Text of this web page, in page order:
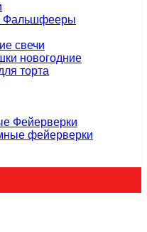
Фальшфееры
свечи
новогодние
торта
Фейерверки
фейерверки